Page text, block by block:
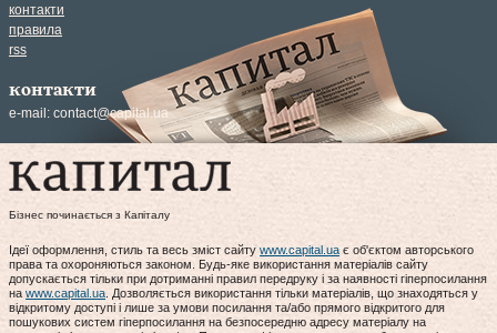
контакти
правила
rss
контакти
e-mail: contact@capital.ua
Бізнес починається з Капіталу
Ідеї оформлення, стиль та весь зміст сайту www.capital.uaє об'єктом авторського
права та охороняються законом. Будь-яке використання матеріалів сайту
допускається тільки при дотриманні правил передруку і за наявності гіперпосилання
на www.capital.ua. Дозволяється використання тільки матеріалів, що знаходяться у
відкритому доступі і лише за умови посилання та/або прямого відкритого для
пошукових систем гіперпосилання на безпосередню адресу матеріалу на